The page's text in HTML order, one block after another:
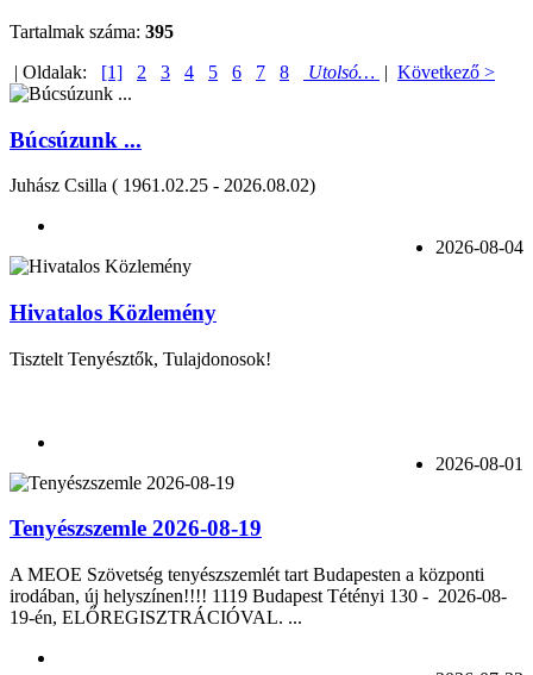
Tartalmak száma: 395
| Oldalak: [1] 2 3 4 5 6 7 8 Utolsó… | Következő >
Búcsúzunk ...
Juhász Csilla ( 1961.02.25 - 2026.08.02)
2026-08-04
Hivatalos Közlemény
Tisztelt Tenyésztők, Tulajdonosok!
2026-08-01
Tenyészszemle 2026-08-19
A MEOE Szövetség tenyészszemlét tart Budapesten a központi
irodában, új helyszínen!!!! 1119 Budapest Tétényi 130 - 2026-08-
19-én, ELŐREGISZTRÁCIÓVAL. ...